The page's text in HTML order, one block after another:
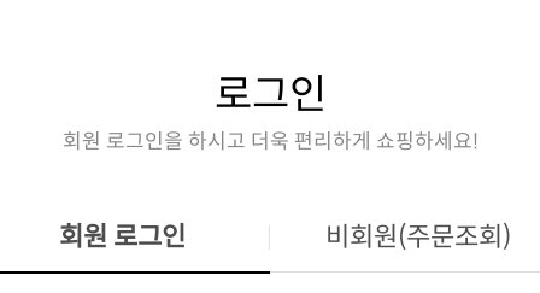
로그인
회원 로그인을 하시고 더욱 편리하게 쇼핑하세요!
회원 로그인 비회원(주문조회)